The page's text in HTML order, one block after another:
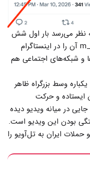
می‌رسد بار اول شش
و شبکه‌های اجتماعی هم
وسط بزرگراه ظاهر
ایستاده و حرکت
در میانه ویدیو دیده
بودن این ویدیو است.
حملات ایران به تل‌آویو را